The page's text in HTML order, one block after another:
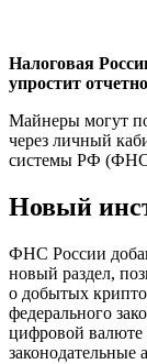
Налоговая
упростит
Майнеры могут
через личный
системы РФ
Новый
ФНС России
новый раздел,
о добытых
федерального
цифровой валюте
законодательные